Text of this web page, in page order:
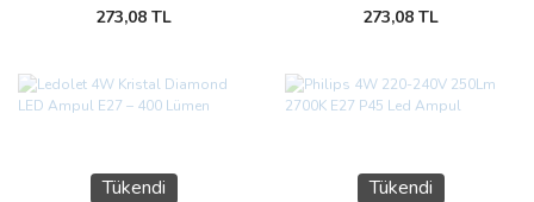
273,08 TL 273,08 TL
Tükendi Tükendi